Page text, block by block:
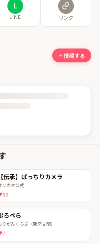
L
LINE リンク
投稿する
【伝承】ぱっちりカメラ
リカタ公式
32
ろぺら
りがみくらぶ（新宮文明）
7